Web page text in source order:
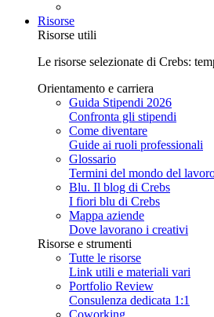
Risorse
Risorse utili
Le risorse selezionate di Crebs:
Orientamento e carriera
Guida Stipendi 2026
Confronta gli stipendi
Come diventare
Guide ai ruoli professionali
Glossario
Termini del mondo del
Blu. Il blog di Crebs
I fiori blu di Crebs
Mappa aziende
Dove lavorano i creativi
Risorse e strumenti
Tutte le risorse
Link utili e materiali vari
Portfolio Review
Consulenza dedicata 1:1
Coworking